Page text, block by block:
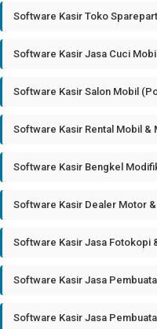
Software Kasir Toko
Software Kasir Jasa Cuci
Software Kasir Salon Mobil
Software Kasir Rental Mobil &
Software Kasir Bengkel
Software Kasir Dealer Motor
Software Kasir Jasa Fotokopi
Software Kasir Jasa
Software Kasir Jasa